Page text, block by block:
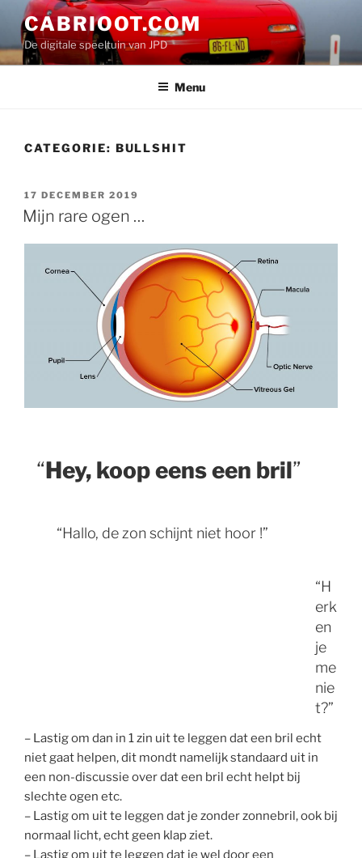
naar
de
inhoud
CABRIOOT.COM
De digitale speeltuin van JPD
Menu
CATEGORIE: BULLSHIT
GEPLAATST
OP
17 DECEMBER 2019
Mijn rare ogen …
“Hey, koop eens een bril”
“Hallo, de zon schijnt niet hoor !”
“H
erk
en
je
me
nie
t?”
– Lastig om dan in 1 zin uit te leggen dat een bril echt
niet gaat helpen, dit mondt namelijk standaard uit in
een non-discussie over dat een bril echt helpt bij
slechte ogen etc.
– Lastig om uit te leggen dat je zonder zonnebril, ook bij
normaal licht, echt geen klap ziet.
– Lastig om uit te leggen dat je wel door een